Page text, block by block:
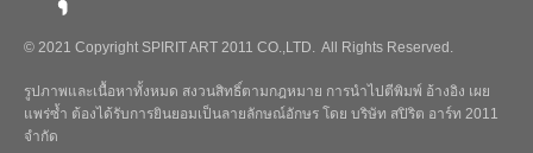
© 2021 Copyright SPIRIT ART 2011 CO.,LTD. All Rights Reserved.
รูปภาพและเนื้อหาทั้งหมด สงวนสิทธิ์ตามกฎหมาย การนำไปตีพิมพ์ อ้างอิง เผย
แพร่ซ้ำ ต้องได้รับการยินยอมเป็นลายลักษณ์อักษร โดย บริษัท สปิริต อาร์ท 2011
จำกัด